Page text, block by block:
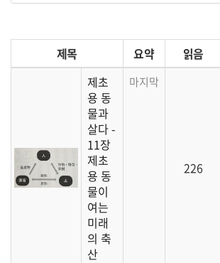
제목 요약 읽음
제초
용 동
물과
살다 -
11장
제초
용 동
물이
여는
미래
의 축
산
마지막으로 저자는 '
226